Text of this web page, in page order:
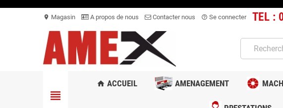
location_on Magasin A propos de nous Contacter nous help_outline Se connecter TEL :
view_headline
home ACCUEIL AMENAGEMENT